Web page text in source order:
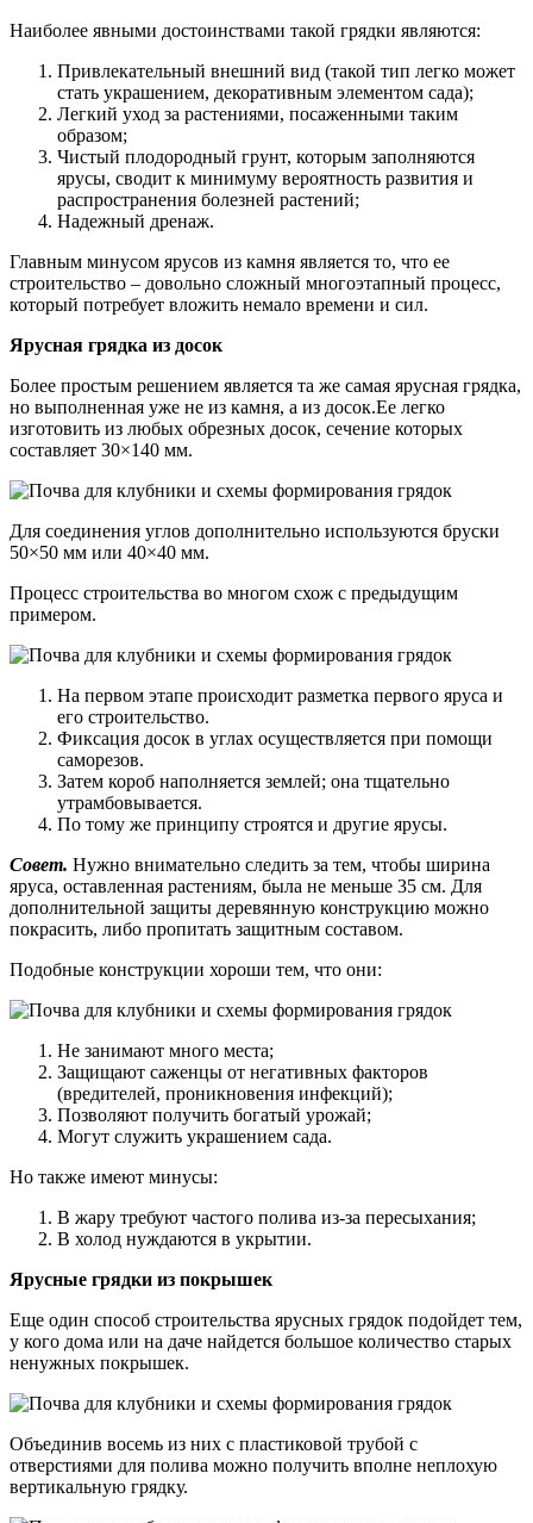
Наиболее явными достоинствами такой грядки являются:
Привлекательный внешний вид (такой тип легко может
стать украшением, декоративным элементом сада);
Легкий уход за растениями, посаженными таким
образом;
Чистый плодородный грунт, которым заполняются
ярусы, сводит к минимуму вероятность развития и
распространения болезней растений;
Надежный дренаж.
Главным минусом ярусов из камня является то, что ее
строительство – довольно сложный многоэтапный процесс,
который потребует вложить немало времени и сил.
Ярусная грядка из досок
Более простым решением является та же самая ярусная грядка,
но выполненная уже не из камня, а из досок.Ее легко
изготовить из любых обрезных досок, сечение которых
составляет 30×140 мм.
Для соединения углов дополнительно используются бруски
50×50 мм или 40×40 мм.
Процесс строительства во многом схож с предыдущим
примером.
На первом этапе происходит разметка первого яруса и
его строительство.
Фиксация досок в углах осуществляется при помощи
саморезов.
Затем короб наполняется землей; она тщательно
утрамбовывается.
По тому же принципу строятся и другие ярусы.
Совет. Нужно внимательно следить за тем, чтобы ширина
яруса, оставленная растениям, была не меньше 35 см. Для
дополнительной защиты деревянную конструкцию можно
покрасить, либо пропитать защитным составом.
Подобные конструкции хороши тем, что они:
Не занимают много места;
Защищают саженцы от негативных факторов
(вредителей, проникновения инфекций);
Позволяют получить богатый урожай;
Могут служить украшением сада.
Но также имеют минусы:
В жару требуют частого полива из-за пересыхания;
В холод нуждаются в укрытии.
Ярусные грядки из покрышек
Еще один способ строительства ярусных грядок подойдет тем,
у кого дома или на даче найдется большое количество старых
ненужных покрышек.
Объединив восемь из них с пластиковой трубой с
отверстиями для полива можно получить вполне неплохую
вертикальную грядку.